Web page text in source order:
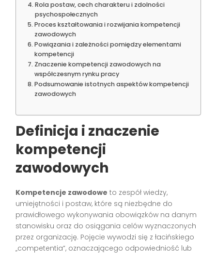
Rola postaw, cech charakteru i zdolności
psychospołecznych
Proces kształtowania i rozwijania kompetencji
zawodowych
Powiązania i zależności pomiędzy elementami
kompetencji
Znaczenie kompetencji zawodowych na
współczesnym rynku pracy
Podsumowanie istotnych aspektów kompetencji
zawodowych
Definicja i znaczenie
kompetencji
zawodowych
Kompetencje zawodowe to zespół wiedzy,
umiejętności i postaw, które są niezbędne do
prawidłowego wykonywania obowiązków na danym
stanowisku oraz do osiągania celów wyznaczonych
przez organizację. Pojęcie wywodzi się z łacińskiego
„competentia”, oznaczającego odpowiedniość lub